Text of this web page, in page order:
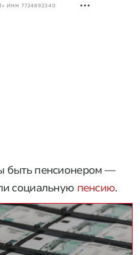
ИНН 7724892340
быть пенсионером —
социальную пенсию.